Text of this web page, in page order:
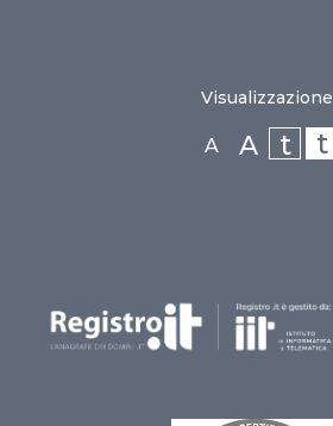
Visualizzazione
A A t t